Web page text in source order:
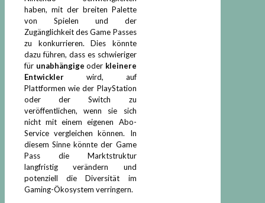
haben, mit der breiten Palette
von Spielen und der
Zugänglichkeit des Game Passes
zu konkurrieren. Dies könnte
dazu führen, dass es schwieriger
für unabhängige oder kleinere
Entwickler wird, auf
Plattformen wie der PlayStation
oder der Switch zu
veröffentlichen, wenn sie sich
nicht mit einem eigenen Abo-
Service vergleichen können. In
diesem Sinne könnte der Game
Pass die Marktstruktur
langfristig verändern und
potenziell die Diversität im
Gaming-Ökosystem verringern.